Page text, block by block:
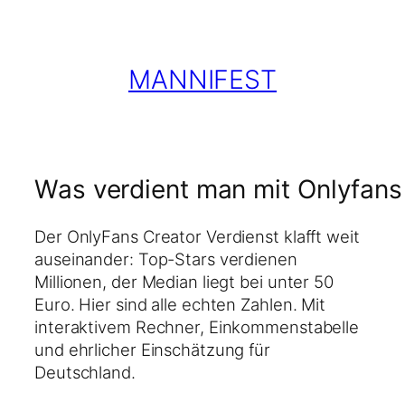
MANNIFEST
Was verdient man mit Onlyfans
Der OnlyFans Creator Verdienst klafft weit
auseinander: Top-Stars verdienen
Millionen, der Median liegt bei unter 50
Euro. Hier sind alle echten Zahlen. Mit
interaktivem Rechner, Einkommenstabelle
und ehrlicher Einschätzung für
Deutschland.